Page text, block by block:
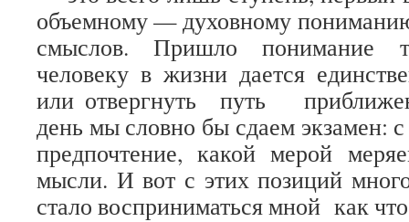
объемному — духовному
смыслов. Пришло понимание
человеку в жизни дается
или отвергнуть путь
день мы словно бы сдаем экзамен:
предпочтение, какой мерой
мысли. И вот с этих позиций
стало восприниматься мной как